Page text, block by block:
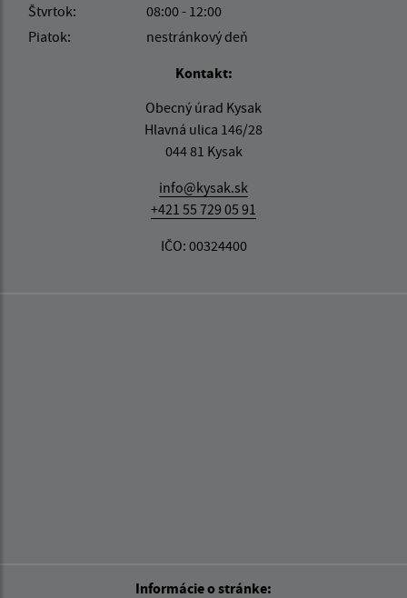
Štvrtok:
08:00 - 12:00
Piatok:
nestránkový deň
Kontakt:
Obecný úrad Kysak
Hlavná ulica 146/28
044 81 Kysak
info@kysak.sk
+421 55 729 05 91
IČO: 00324400
Informácie o stránke: